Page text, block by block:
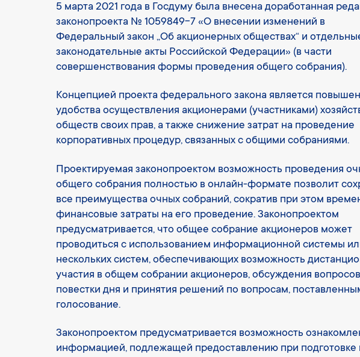
5 марта 2021 года в Госдуму была внесена доработанная
законопроекта № 1059849-7 «О внесении изменений в
Федеральный закон „Об акционерных обществах“ и
законодательные акты Российской Федерации» (в части
совершенствования формы проведения общего собрания).
Концепцией проекта федерального закона является
удобства осуществления акционерами (участниками)
обществ своих прав, а также снижение затрат на проведение
корпоративных процедур, связанных с общими собраниями.
Проектируемая законопроектом возможность проведения
общего собрания полностью в онлайн-формате позволит
все преимущества очных собраний, сократив при этом
финансовые затраты на его проведение. Законопроектом
предусматривается, что общее собрание акционеров может
проводиться с использованием информационной системы
нескольких систем, обеспечивающих возможность
участия в общем собрании акционеров, обсуждения вопросов
повестки дня и принятия решений по вопросам,
голосование.
Законопроектом предусматривается возможность
информацией, подлежащей предоставлению при подготовке